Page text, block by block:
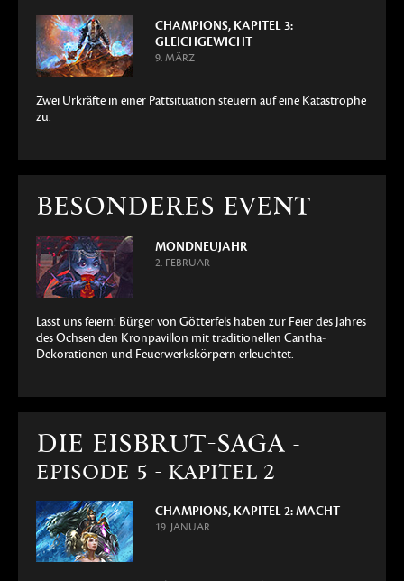
CHAMPIONS, KAPITEL 3:
GLEICHGEWICHT
9. MÄRZ
Zwei Urkräfte in einer Pattsituation steuern auf eine Katastrophe
zu.
BESONDERES EVENT
MONDNEUJAHR
2. FEBRUAR
Lasst uns feiern! Bürger von Götterfels haben zur Feier des Jahres
des Ochsen den Kronpavillon mit traditionellen Cantha-
Dekorationen und Feuerwerkskörpern erleuchtet.
DIE EISBRUT-SAGA -
EPISODE 5 - KAPITEL 2
CHAMPIONS, KAPITEL 2: MACHT
19. JANUAR